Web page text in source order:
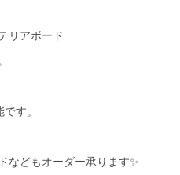
リアボード
す。
などもオーダー承ります✨